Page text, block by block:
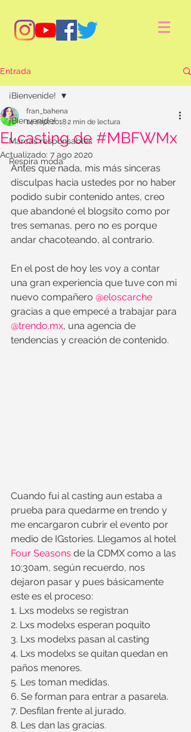
Entrada
¡Bienvenide!
Marcas responsables
Respira moda
¡Bienvenide!
El casting de #MBFWMx
fran_bahena
14 sept 20182 min de lectura
Actualizado: 7 ago 2020
Antes que nada, mis más sinceras
disculpas hacia ustedes por no haber
podido subir contenido antes, creo
que abandoné el blogsito como por
tres semanas, pero no es porque
andar chacoteando, al contrario.
En el post de hoy les voy a contar
una gran experiencia que tuve con mi
nuevo compañero @eloscarche
gracias a que empecé a trabajar para
@trendo.mx, una agencia de
tendencias y creación de contenido.
Cuando fui al casting aun estaba a
prueba para quedarme en trendo y
me encargaron cubrir el evento por
medio de IGstories. Llegamos al hotel
Four Seasons de la CDMX como a las
10:30am, según recuerdo, nos
dejaron pasar y pues básicamente
este es el proceso:
1. Lxs modelxs se registran
2. Lxs modelxs esperan poquito
3. Lxs modelxs pasan al casting
4. Lxs modelxs se quitan quedan en
paños menores.
5. Les toman medidas.
6. Se forman para entrar a pasarela.
7. Desfilan frente al jurado.
8. Les dan las gracias.